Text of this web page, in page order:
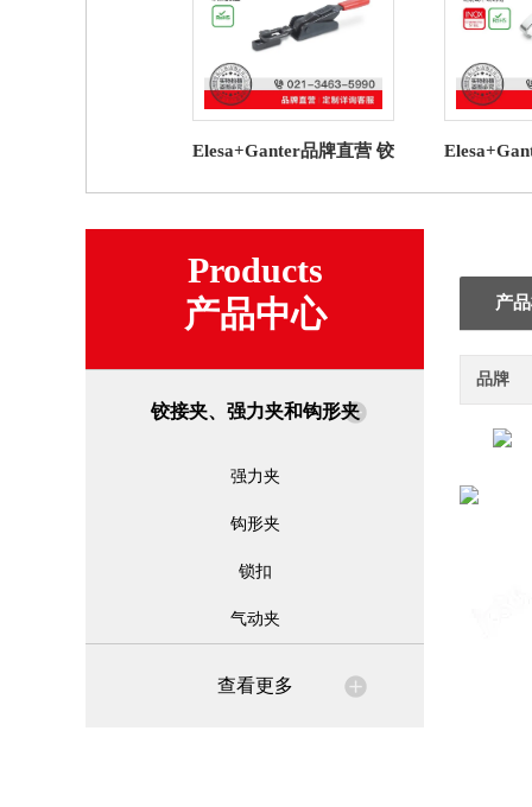
Elesa+Ganter品牌直营 铰
GN 858 锁扣夹具
TLI.
Products
产品中心
铰接夹、强力夹和钩形夹
强力夹
钩形夹
锁扣
气动夹
查看更多
产
品牌